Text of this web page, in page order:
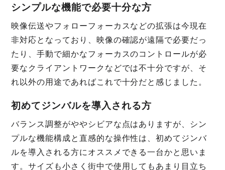
シンプルな機能で必要十分な方
映像伝送やフォローフォーカスなどの拡張は今現在
非対応となっており、映像の確認が遠隔で必要だっ
たり、手動で細かなフォーカスのコントロールが必
要なクライアントワークなどでは不十分ですが、そ
れ以外の用途であればこれで十分だと感じました。
初めてジンバルを導入される方
バランス調整がややシビアな点はありますが、シン
プルな機能構成と直感的な操作性は、初めてジンバ
ルを導入される方にオススメできる一台かと思いま
す。サイズも小さく街中で使用してもあまり目立ち